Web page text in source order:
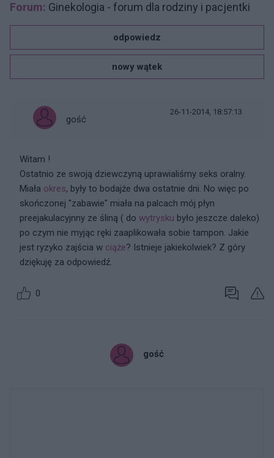
Forum: Ginekologia - forum dla rodziny i pacjentki
odpowiedz
nowy wątek
gość
26-11-2014, 18:57:13
Witam !
Ostatnio ze swoją dziewczyną uprawialiśmy seks oralny.
Miała okres, były to bodajże dwa ostatnie dni. No więc po
skończonej "zabawie" miała na palcach mój płyn
preejakulacyjnny ze śliną ( do wytrysku było jeszcze daleko)
po czym nie myjąc ręki zaaplikowała sobie tampon. Jakie
jest ryzyko zajścia w ciąże? Istnieje jakiekolwiek? Z góry
dziękuję za odpowiedź.
0
gość